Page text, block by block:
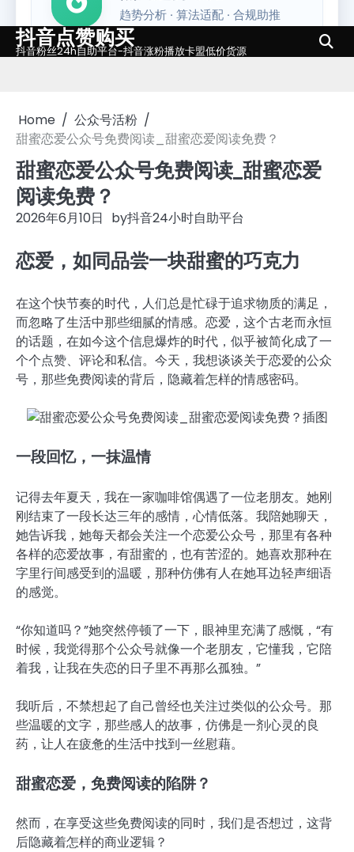
Skip
to
抖音点赞购买
抖音粉丝24h自助平台-抖音涨粉播放卡盟低价货源
Home
公众号活粉
甜蜜恋爱公众号免费阅读_甜蜜恋爱阅读免费？
甜蜜恋爱公众号免费阅读_甜蜜恋爱
阅读免费？
2026年6月10日 by抖音24小时自助平台
恋爱，如同品尝一块甜蜜的巧克力
在这个快节奏的时代，人们总是忙碌于追求物质的满足，
而忽略了生活中那些细腻的情感。恋爱，这个古老而永恒
的话题，在如今这个信息爆炸的时代，似乎被简化成了一
个个点赞、评论和私信。今天，我想谈谈关于恋爱的公众
号，那些免费阅读的背后，隐藏着怎样的情感密码。
一段回忆，一抹温情
记得去年夏天，我在一家咖啡馆偶遇了一位老朋友。她刚
刚结束了一段长达三年的感情，心情低落。我陪她聊天，
她告诉我，她每天都会关注一个恋爱公众号，那里有各种
各样的恋爱故事，有甜蜜的，也有苦涩的。她喜欢那种在
字里行间感受到的温暖，那种仿佛有人在她耳边轻声细语
的感觉。
“你知道吗？”她突然停顿了一下，眼神里充满了感慨，“有
时候，我觉得那个公众号就像一个老朋友，它懂我，它陪
着我，让我在失恋的日子里不再那么孤独。”
我听后，不禁想起了自己曾经也关注过类似的公众号。那
些温暖的文字，那些感人的故事，仿佛是一剂心灵的良
药，让人在疲惫的生活中找到一丝慰藉。
甜蜜恋爱，免费阅读的陷阱？
然而，在享受这些免费阅读的同时，我们是否想过，这背
后隐藏着怎样的商业逻辑？